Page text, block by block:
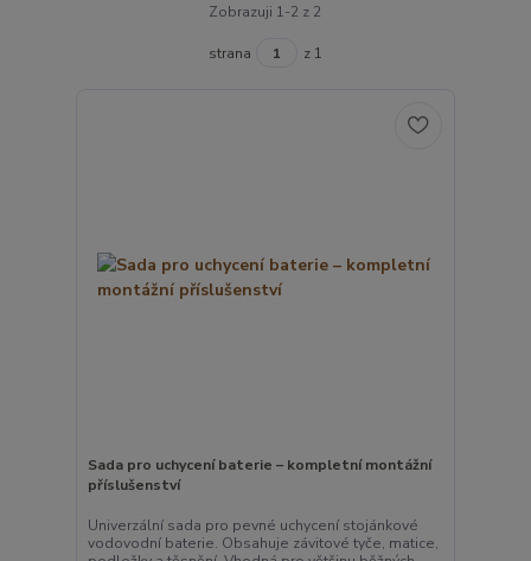
Zobrazuji 1-2 z 2
strana z 1
Sada pro uchycení baterie – kompletní montážní
příslušenství
Univerzální sada pro pevné uchycení stojánkové
vodovodní baterie. Obsahuje závitové tyče, matice,